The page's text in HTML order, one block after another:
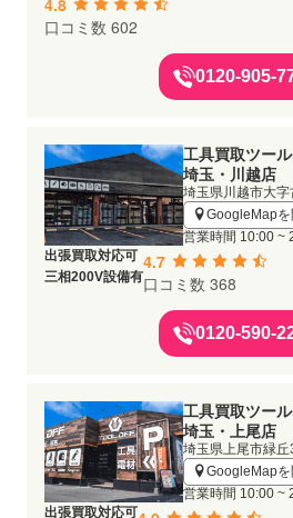
口コミ数 602
0120-905-
工具買取ツー
埼玉・川越店
埼玉県川越市大
GoogleMapを
営業時間 10:00 ~
出張買取対応可
三相200V設備有
4.7
口コミ数 368
0120-590-
工具買取ツー
埼玉・上尾店
埼玉県上尾市緑丘
GoogleMapを
営業時間 10:00 ~
出張買取対応可